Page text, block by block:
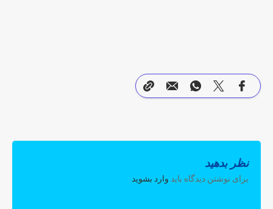
نظر بدهید
برای نوشتن دیدگاه باید وارد بشوید.